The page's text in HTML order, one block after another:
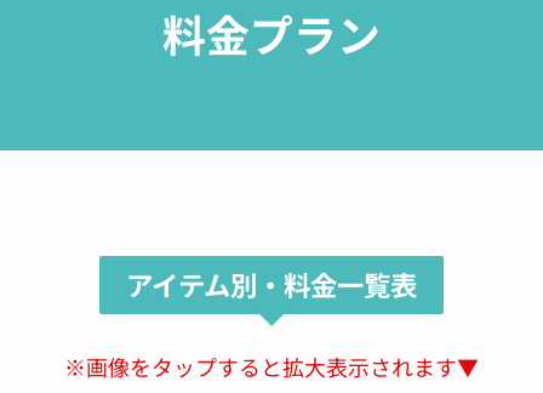
料金プラン
アイテム別・料金一覧表
※画像をタップすると拡大表示されます▼